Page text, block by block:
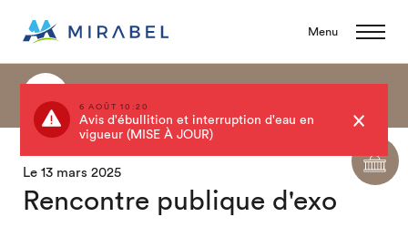
Menu
6 AOÛT 10:20
Avis d'ébullition et interruption d'eau en
vigueur (MISE À JOUR)
Le 13 mars 2025
Rencontre publique d'exo